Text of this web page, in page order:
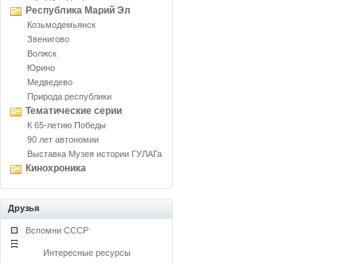
Республика Марий Эл
Козьмодемьянск
Звенигово
Волжск
Юрино
Медведево
Природа республики
Тематические серии
К 65-летию Победы
90 лет автономии
Выставка Музея истории ГУЛАГа
Кинохроника
Друзья
Вспомни СССР
Интересные ресурсы